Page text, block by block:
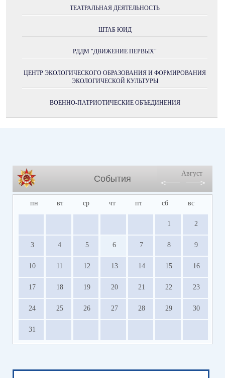
ТЕАТРАЛЬНАЯ ДЕЯТЕЛЬНОСТЬ
ШТАБ ЮИД
РДДМ "ДВИЖЕНИЕ ПЕРВЫХ"
ЦЕНТР ЭКОЛОГИЧЕСКОГО ОБРАЗОВАНИЯ И ФОРМИРОВАНИЯ
ЭКОЛОГИЧЕСКОЙ КУЛЬТУРЫ
ВОЕННО-ПАТРИОТИЧЕСКИЕ ОБЪЕДИНЕНИЯ
События
Август
пн вт ср чт пт сб вс
1 2
3 4 5 6 7 8 9
10 11 12 13 14 15 16
17 18 19 20 21 22 23
24 25 26 27 28 29 30
31